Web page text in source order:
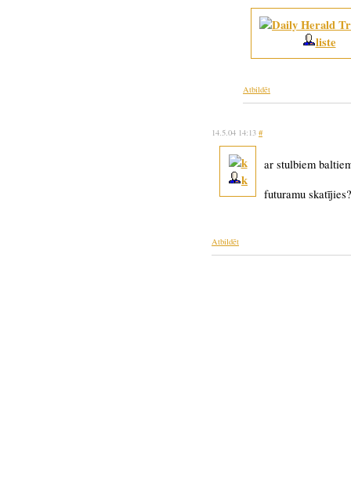
liste
Atbildēt
14.5.04 14:13 #
k
ar stulbiem
futuramu
Atbildēt